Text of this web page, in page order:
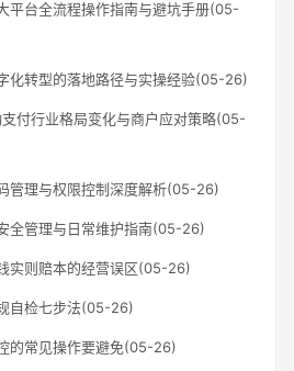
平台全流程操作指南与避坑手册(05-
化转型的落地路径与实操经验(05-26)
付行业格局变化与商户应对策略(05-
管理与权限控制深度解析(05-26)
全管理与日常维护指南(05-26)
实则赔本的经营误区(05-26)
自检七步法(05-26)
的常见操作要避免(05-26)